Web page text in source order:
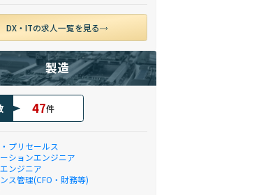
DX・ITの求人一覧を見る
製造
47件
プリセールス
ションエンジニア
ンジニア
ス管理(CFO・財務等)